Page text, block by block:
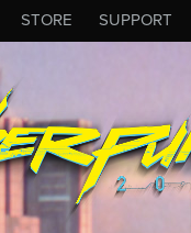
STORE SUPPORT